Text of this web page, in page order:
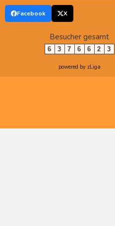
Facebook X
Besucher gesamt
6 3 7 6 6 2 3
powered by zLiga